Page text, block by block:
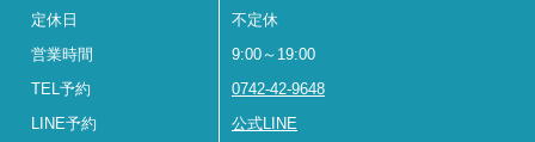
定休日 不定休
営業時間 9:00～19:00
TEL予約 0742-42-9648
LINE予約 公式LINE